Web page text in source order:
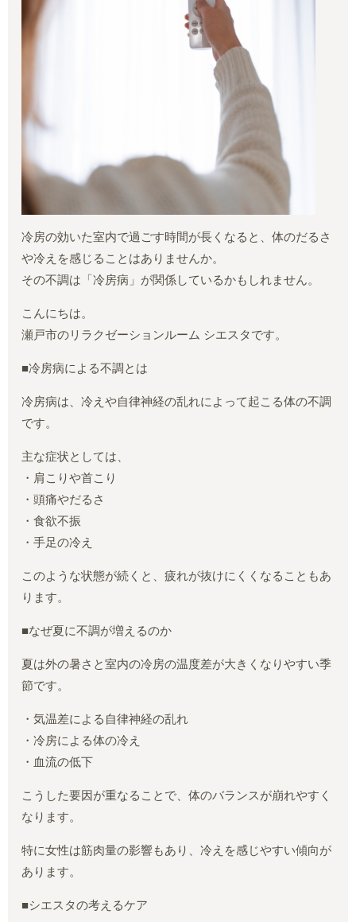
冷房の効いた室内で過ごす時間が長くなると、体のだるさ
や冷えを感じることはありませんか。
その不調は「冷房病」が関係しているかもしれません。
こんにちは。
瀬戸市のリラクゼーションルーム シエスタです。
■冷房病による不調とは
冷房病は、冷えや自律神経の乱れによって起こる体の不調
です。
主な症状としては、
・肩こりや首こり
・頭痛やだるさ
・食欲不振
・手足の冷え
このような状態が続くと、疲れが抜けにくくなることもあ
ります。
■なぜ夏に不調が増えるのか
夏は外の暑さと室内の冷房の温度差が大きくなりやすい季
節です。
・気温差による自律神経の乱れ
・冷房による体の冷え
・血流の低下
こうした要因が重なることで、体のバランスが崩れやすく
なります。
特に女性は筋肉量の影響もあり、冷えを感じやすい傾向が
あります。
■シエスタの考えるケア